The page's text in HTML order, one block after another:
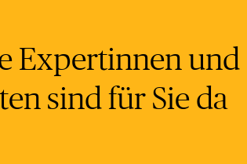
Expertinnen und
sind für Sie da